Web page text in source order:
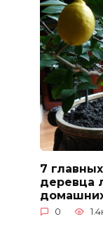
7
деревца
0